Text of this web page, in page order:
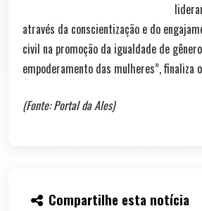
através da conscientização e do
civil na promoção da igualdade de
empoderamento das mulheres”, finaliza
(Fonte: Portal da Ales)
Compartilhe esta notícia